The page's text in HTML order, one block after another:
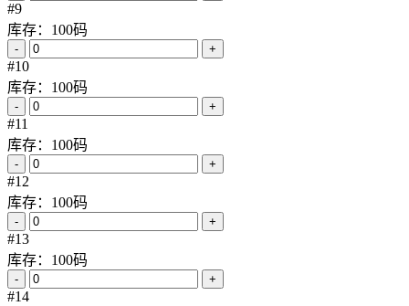
#9
库存：100码
- +
#10
库存：100码
- +
#11
库存：100码
- +
#12
库存：100码
- +
#13
库存：100码
- +
#14